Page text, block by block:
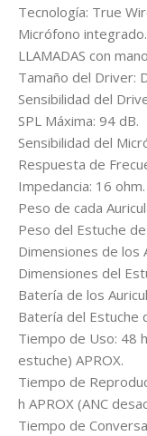
Tecnología: True
Micrófono integrado.
LLAMADAS con
Tamaño del Driver:
Sensibilidad del
SPL Máxima: 94 dB.
Sensibilidad del
Respuesta de
Impedancia: 16 ohm.
Peso de cada
Peso del Estuche
Dimensiones de los
Dimensiones del
Batería de los
Batería del Estuche
Tiempo de Uso: 48
estuche) APROX.
Tiempo de
h APROX (ANC
Tiempo de